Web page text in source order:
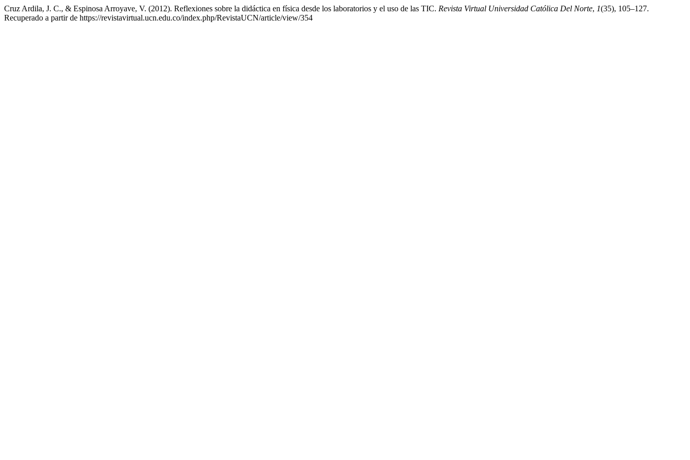
Cruz Ardila, J. C., & Espinosa Arroyave, V. (2012). Reflexiones sobre la didáctica en física desde los laboratorios y el uso de las TIC. Revista Virtual Universidad Católica Del Norte, 1(35), 105–127.
Recuperado a partir de https://revistavirtual.ucn.edu.co/index.php/RevistaUCN/article/view/354